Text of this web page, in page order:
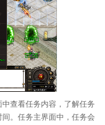
查看任务内容，了解任务
。任务主界面中，任务会